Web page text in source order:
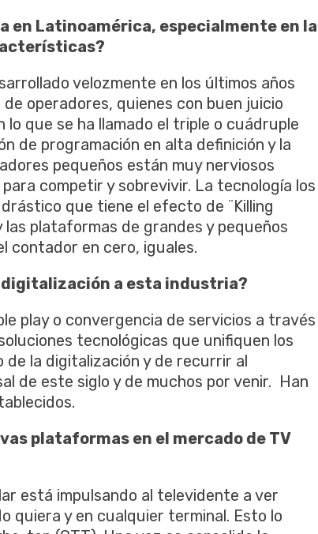
en Latinoamérica, especialmente en la
velozmente en los últimos años
operadores, quienes con buen juicio
que se ha llamado el triple o cuádruple
de programación en alta definición y la
pequeños están muy nerviosos
competir y sobrevivir. La tecnología los
que tiene el efecto de ¨Killing
plataformas de grandes y pequeños
contador en cero, iguales.
digitalización a esta industria?
play o convergencia de servicios a través
tecnológicas que unifiquen los
de la digitalización y de recurrir al
de este siglo y de muchos por venir. Han
plataformas en el mercado de TV
está impulsando al televidente a ver
quiera y en cualquier terminal. Esto lo